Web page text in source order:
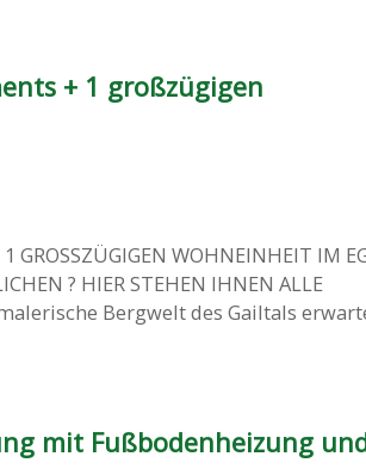
+ 1 großzügigen
WOHNEINHEIT IM
? HIER STEHEN IHNEN ALLE
Bergwelt des Gailtals
mit Fußbodenheizung